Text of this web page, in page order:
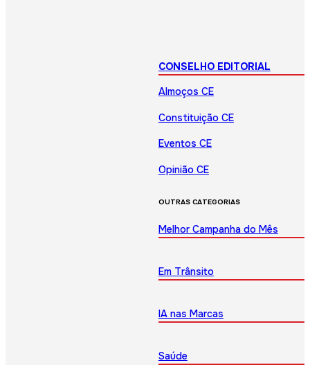
CONSELHO EDITORIAL
Almoços CE
Constituição CE
Eventos CE
Opinião CE
OUTRAS CATEGORIAS
Melhor Campanha do Mês
Em Trânsito
IA nas Marcas
Saúde